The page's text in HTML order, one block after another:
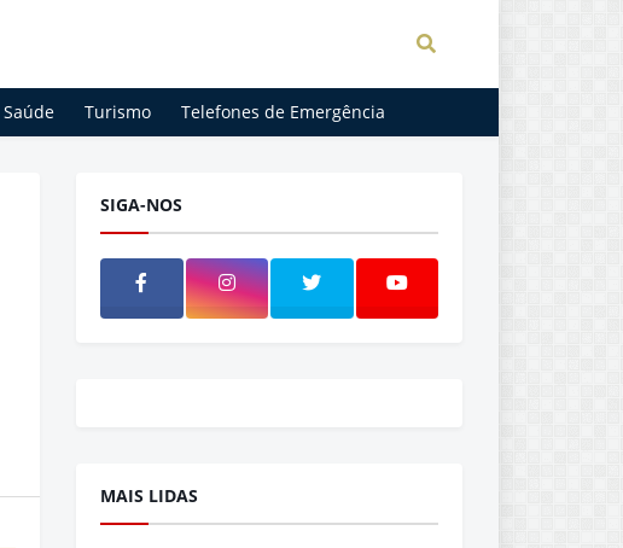
Saúde Turismo Telefones de Emergência
SIGA-NOS
MAIS LIDAS